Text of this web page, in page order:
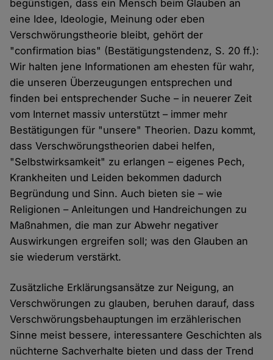
begünstigen, dass ein Mensch beim Glauben an
eine Idee, Ideologie, Meinung oder eben
Verschwörungstheorie bleibt, gehört der
"confirmation bias" (Bestätigungstendenz, S. 20 ff.):
Wir halten jene Informationen am ehesten für wahr,
die unseren Überzeugungen entsprechen und
finden bei entsprechender Suche – in neuerer Zeit
vom Internet massiv unterstützt – immer mehr
Bestätigungen für "unsere" Theorien. Dazu kommt,
dass Verschwörungstheorien dabei helfen,
"Selbstwirksamkeit" zu erlangen – eigenes Pech,
Krankheiten und Leiden bekommen dadurch
Begründung und Sinn. Auch bieten sie – wie
Religionen – Anleitungen und Handreichungen zu
Maßnahmen, die man zur Abwehr negativer
Auswirkungen ergreifen soll; was den Glauben an
sie wiederum verstärkt.
Zusätzliche Erklärungsansätze zur Neigung, an
Verschwörungen zu glauben, beruhen darauf, dass
Verschwörungsbehauptungen im erzählerischen
Sinne meist bessere, interessantere Geschichten als
nüchterne Sachverhalte bieten und dass der Trend